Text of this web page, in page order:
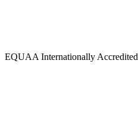
EQUAA Internationally Accredited